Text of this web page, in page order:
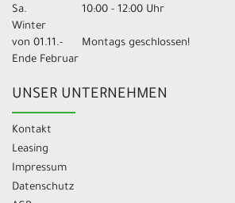
Sa.
10:00 - 12:00 Uhr
Winter
von 01.11.-
Ende Februar
Montags geschlossen!
UNSER UNTERNEHMEN
Kontakt
Leasing
Impressum
Datenschutz